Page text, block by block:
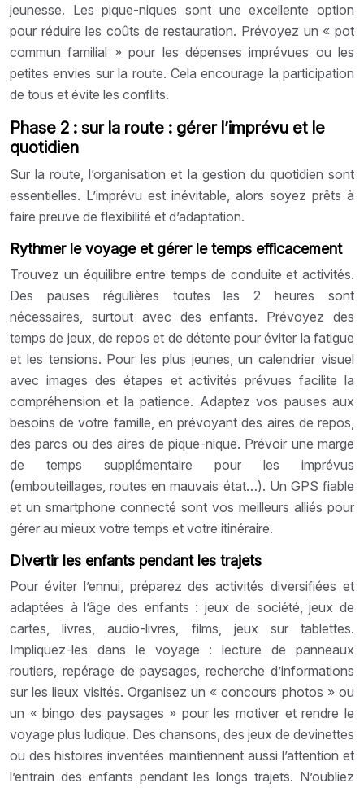
jeunesse. Les pique-niques sont une excellente option
pour réduire les coûts de restauration. Prévoyez un « pot
commun familial » pour les dépenses imprévues ou les
petites envies sur la route. Cela encourage la participation
de tous et évite les conflits.
Phase 2 : sur la route : gérer l’imprévu et le
quotidien
Sur la route, l’organisation et la gestion du quotidien sont
essentielles. L’imprévu est inévitable, alors soyez prêts à
faire preuve de flexibilité et d’adaptation.
Rythmer le voyage et gérer le temps efficacement
Trouvez un équilibre entre temps de conduite et activités.
Des pauses régulières toutes les 2 heures sont
nécessaires, surtout avec des enfants. Prévoyez des
temps de jeux, de repos et de détente pour éviter la fatigue
et les tensions. Pour les plus jeunes, un calendrier visuel
avec images des étapes et activités prévues facilite la
compréhension et la patience. Adaptez vos pauses aux
besoins de votre famille, en prévoyant des aires de repos,
des parcs ou des aires de pique-nique. Prévoir une marge
de temps supplémentaire pour les imprévus
(embouteillages, routes en mauvais état…). Un GPS fiable
et un smartphone connecté sont vos meilleurs alliés pour
gérer au mieux votre temps et votre itinéraire.
Divertir les enfants pendant les trajets
Pour éviter l’ennui, préparez des activités diversifiées et
adaptées à l’âge des enfants : jeux de société, jeux de
cartes, livres, audio-livres, films, jeux sur tablettes.
Impliquez-les dans le voyage : lecture de panneaux
routiers, repérage de paysages, recherche d’informations
sur les lieux visités. Organisez un « concours photos » ou
un « bingo des paysages » pour les motiver et rendre le
voyage plus ludique. Des chansons, des jeux de devinettes
ou des histoires inventées maintiennent aussi l’attention et
l’entrain des enfants pendant les longs trajets. N’oubliez